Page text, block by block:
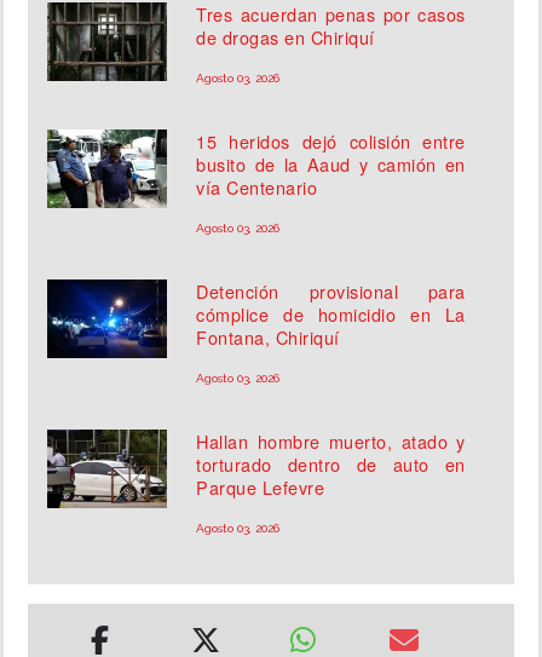
Tres acuerdan penas por casos
de drogas en Chiriquí
Agosto 03, 2026
15 heridos dejó colisión entre
busito de la Aaud y camión en
vía Centenario
Agosto 03, 2026
Detención provisional para
cómplice de homicidio en La
Fontana, Chiriquí
Agosto 03, 2026
Hallan hombre muerto, atado y
torturado dentro de auto en
Parque Lefevre
Agosto 03, 2026